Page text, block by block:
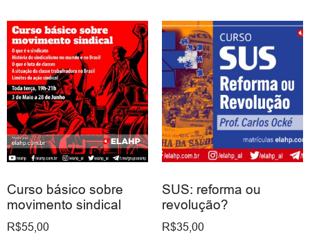
Curso básico sobre
movimento sindical
R$55,00
SUS: reforma ou
revolução?
R$35,00